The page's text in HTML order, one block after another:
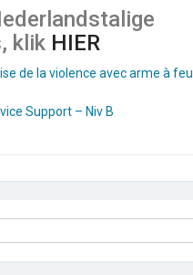
klik HIER
de la violence avec arme à feu
Support – Niv B